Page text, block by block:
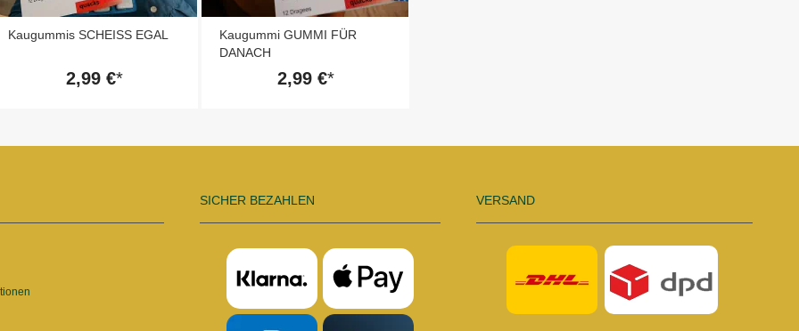
Kaugummis SCHEISS EGAL
2,99 €
Kaugummi GUMMI FÜR
DANACH
2,99 €
SICHER BEZAHLEN VERSAND